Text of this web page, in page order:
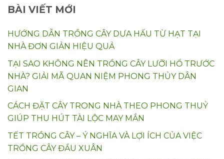
BÀI VIẾT MỚI
HƯỚNG DẪN TRỒNG CÂY DƯA HẤU TỪ HẠT TẠI
NHÀ ĐƠN GIẢN HIỆU QUẢ
TẠI SAO KHÔNG NÊN TRỒNG CÂY LƯỠI HỔ TRƯỚC
NHÀ? GIẢI MÃ QUAN NIỆM PHONG THỦY DÂN
GIAN
CÁCH ĐẶT CÂY TRONG NHÀ THEO PHONG THUỶ
GIÚP THU HÚT TÀI LỘC MAY MẮN
TẾT TRỒNG CÂY – Ý NGHĨA VÀ LỢI ÍCH CỦA VIỆC
TRỒNG CÂY ĐẦU XUÂN